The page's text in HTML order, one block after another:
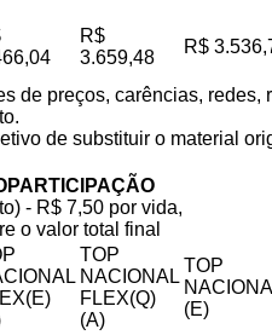
R$
3.659,48
R$
de preços, carências,
de substituir o material
- R$ 7,50 por vida,
o valor total final
TOP
NACIONAL
FLEX(Q)
(A)
TOP
(E)